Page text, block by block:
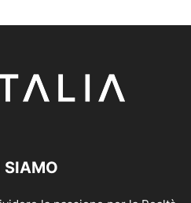
SIAMO